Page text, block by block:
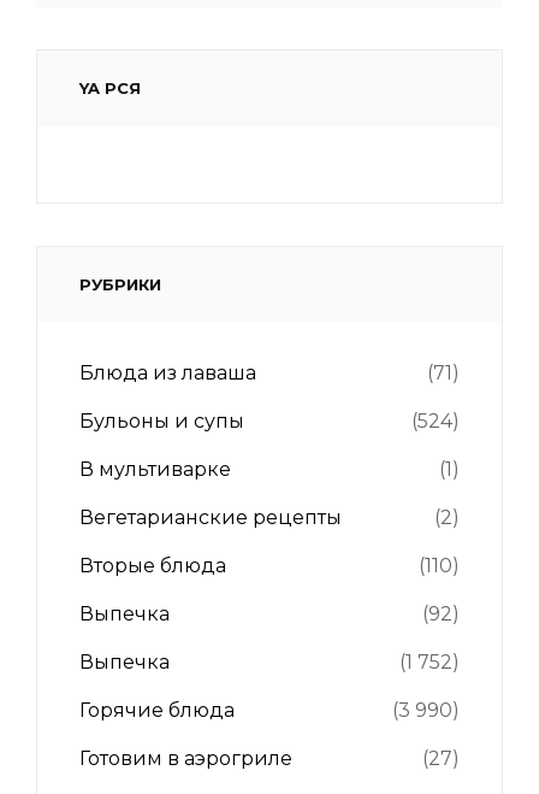
YA РСЯ
РУБРИКИ
Блюда из лаваша (71)
Бульоны и супы (524)
В мультиварке (1)
Вегетарианские рецепты (2)
Вторые блюда (110)
Выпечка (92)
Выпечка (1 752)
Горячие блюда (3 990)
Готовим в аэрогриле (27)